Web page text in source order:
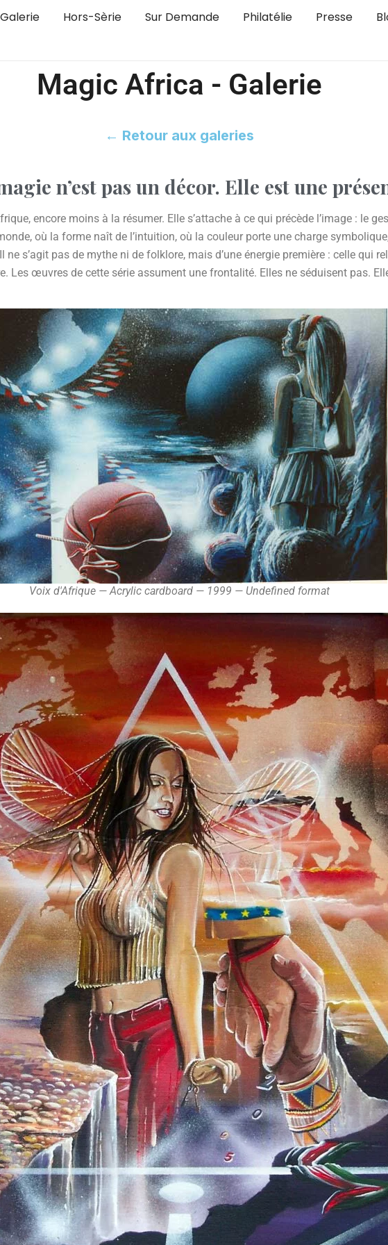
Galerie Hors-Sèrie Sur Demande Philatélie Presse
Magic Africa - Galerie
← Retour aux galeries
n’est pas un décor. Elle est une
encore moins à la résumer. Elle s’attache à ce qui précède l’image : le
où la forme naît de l’intuition, où la couleur porte une charge
s’agit pas de mythe ni de folklore, mais d’une énergie première : celle qui
Les œuvres de cette série assument une frontalité. Elles ne séduisent pas.
Voix d'Afrique — Acrylic cardboard — 1999 — Undefined format